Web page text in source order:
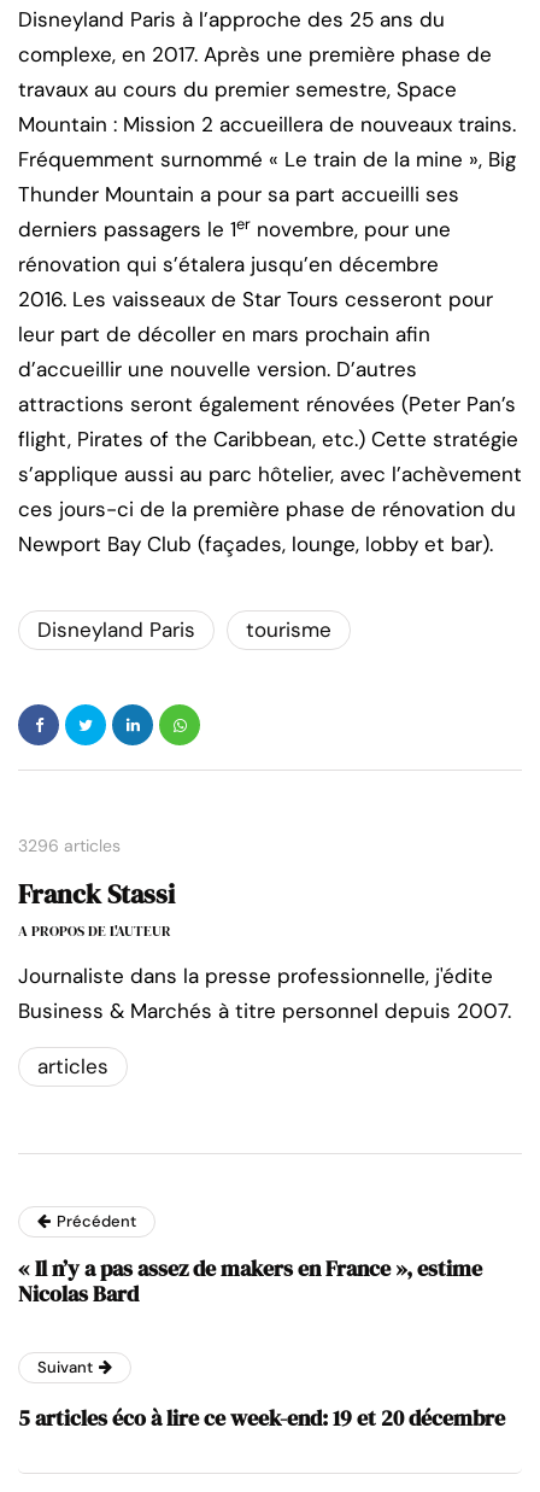
Disneyland Paris à l’approche des 25 ans du
complexe, en 2017. Après une première phase de
travaux au cours du premier semestre, Space
Mountain : Mission 2 accueillera de nouveaux trains.
Fréquemment surnommé « Le train de la mine », Big
Thunder Mountain a pour sa part accueilli ses
derniers passagers le 1er novembre, pour une
rénovation qui s’étalera jusqu’en décembre
2016. Les vaisseaux de Star Tours cesseront pour
leur part de décoller en mars prochain afin
d’accueillir une nouvelle version. D’autres
attractions seront également rénovées (Peter Pan’s
flight, Pirates of the Caribbean, etc.) Cette stratégie
s’applique aussi au parc hôtelier, avec l’achèvement
ces jours-ci de la première phase de rénovation du
Newport Bay Club (façades, lounge, lobby et bar).
Disneyland Paris tourisme
3296 articles
Franck Stassi
A PROPOS DE L'AUTEUR
Journaliste dans la presse professionnelle, j'édite
Business & Marchés à titre personnel depuis 2007.
articles
Précédent
« Il n’y a pas assez de makers en France », estime
Nicolas Bard
Suivant
5 articles éco à lire ce week-end: 19 et 20 décembre